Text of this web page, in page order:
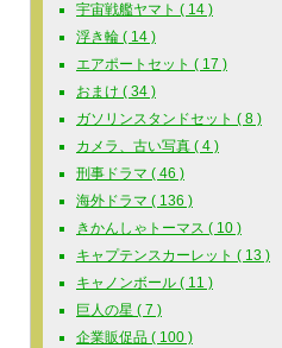
宇宙戦艦ヤマト ( 14 )
浮き輪 ( 14 )
エアポートセット ( 17 )
おまけ ( 34 )
ガソリンスタンドセット ( 8 )
カメラ、古い写真 ( 4 )
刑事ドラマ ( 46 )
海外ドラマ ( 136 )
きかんしゃトーマス ( 10 )
キャプテンスカーレット ( 13 )
キャノンボール ( 11 )
巨人の星 ( 7 )
企業販促品 ( 100 )